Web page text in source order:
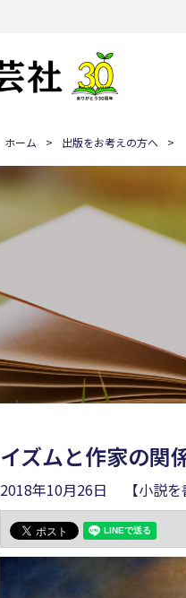
ホーム 出版をお考えの方へ
イズムと作家の関
2018年10月26日 【小説を